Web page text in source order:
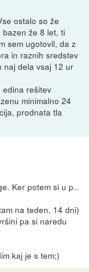
ostalo so že
bazen že 8 let, ti
sem ugotovil, da z
in raznih sredstev
naj dela vsaj 12 ur
edina rešitev
minimalno 24
prodnata tla
Ker potem si u p..
na teden, 14 dni)
pa si naredu
kaj je s tem;)